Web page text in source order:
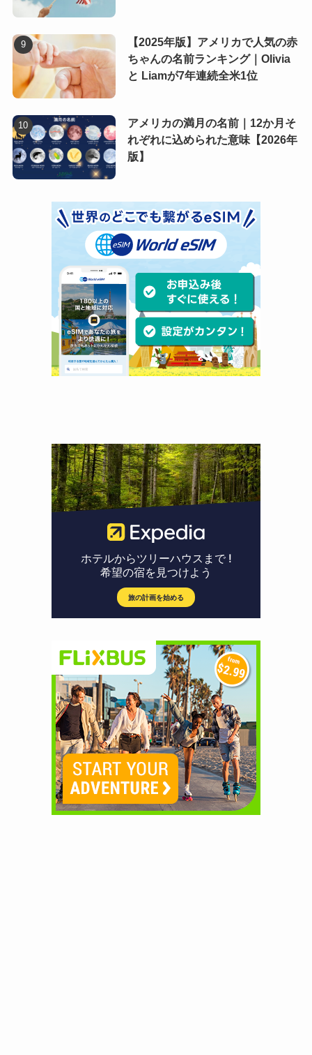
【2025年版】アメリカで人気の赤
ちゃんの名前ランキング｜Olivia
と Liamが7年連続全米1位
アメリカの満月の名前｜12か月そ
れぞれに込められた意味【2026年
版】